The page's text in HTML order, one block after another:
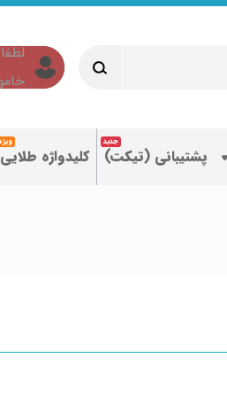
پشتیبانی (تیکت) کلیدواژه طلایی